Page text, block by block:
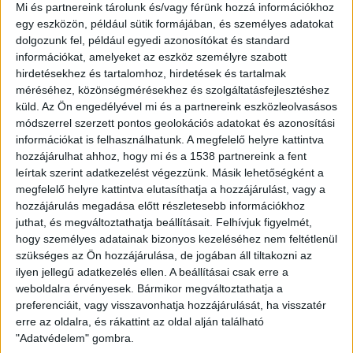
Mi és partnereink tárolunk és/vagy férünk hozzá információkhoz
egy eszközön, például sütik formájában, és személyes adatokat
dolgozunk fel, például egyedi azonosítókat és standard
információkat, amelyeket az eszköz személyre szabott
hirdetésekhez és tartalomhoz, hirdetések és tartalmak
méréséhez, közönségmérésekhez és szolgáltatásfejlesztéshez
küld. Az Ön engedélyével mi és a partnereink eszközleolvasásos
módszerrel szerzett pontos geolokációs adatokat és azonosítási
információkat is felhasználhatunk. A megfelelő helyre kattintva
hozzájárulhat ahhoz, hogy mi és a 1538 partnereink a fent
leírtak szerint adatkezelést végezzünk. Másik lehetőségként a
megfelelő helyre kattintva elutasíthatja a hozzájárulást, vagy a
hozzájárulás megadása előtt részletesebb információkhoz
juthat, és megváltoztathatja beállításait. Felhívjuk figyelmét,
hogy személyes adatainak bizonyos kezeléséhez nem feltétlenül
szükséges az Ön hozzájárulása, de jogában áll tiltakozni az
ilyen jellegű adatkezelés ellen. A beállításai csak erre a
weboldalra érvényesek. Bármikor megváltoztathatja a
preferenciáit, vagy visszavonhatja hozzájárulását, ha visszatér
erre az oldalra, és rákattint az oldal alján található
"Adatvédelem" gombra.
konvektor, fűtőpanel és radiátor is alkalmazható. A
kombi elektromos kazán meleg vizet is elő tud állítani,
hatékonysága jó, de a fogyasztása magas. Éppen ezért
ajánlott összekötni egy, a működtetéshez szükséges
energiát biztosító napelemes rendszerrel.
Egy másik technológia az infrafűtés, amely az
elektromos áramot az infravörös tartományba tartozó
hőhullámmá alakítja. Segítségével hamar felmelegszik a
szoba, hőtartó képessége azonban meglehetősen rossz.
Mivel felületi hőmérséklete elérheti a 100 Celsius-fokot,
figyelni kell az elhelyezésére.
Végezetül a hőszivattyú egy külső közegben elérhető
energiát hasznosítja fűtésre, meleg víz előállításra. A
hőt a talajból, a levegőből és vízből egyaránt kivonhatja,
majd azt egy másik helyre, például egy lakóhelyiségbe
szállítja. A hőszivattyú hűtésre is képes, ilyenkor a belső
terekből vonja ki a hőt, majd vezeti a szabadba. A